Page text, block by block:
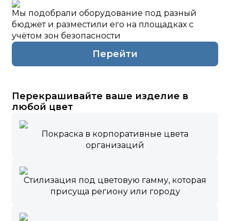
Мы подобрали оборудование под разный
бюджет и разместили его на площадках с
учётом зон безопасности
Перейти
Перекрашивайте ваше изделие в
любой цвет
Покраска в корпоративные цвета
организаций
Стилизация под цветовую гамму, которая
присуща региону или городу